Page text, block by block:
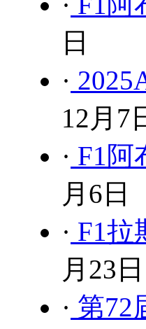
日
·
12月7
· F1阿
月6日
· F1拉
月23日
· 第72